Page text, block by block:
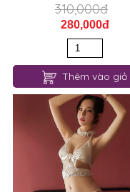
310,000đ
280,000đ
Thêm vào giỏ